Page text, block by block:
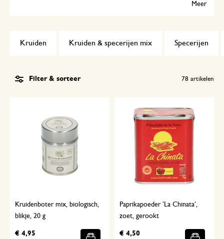
Meer
Kruiden Kruiden & specerijen mix Specerijen
Filter & sorteer 78 artikelen
Kruidenboter mix, biologisch,
blikje, 20 g
€ 4,95
Paprikapoeder ’La Chinata’,
zoet, gerookt
€ 4,50